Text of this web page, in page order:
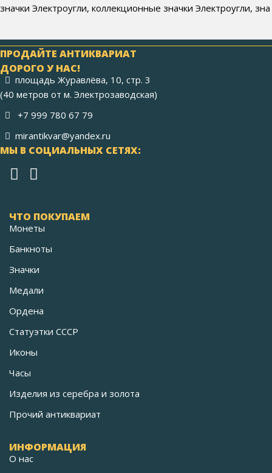
значки Электроугли, коллекционные значки Электроугли, зна
ПРОДАЙТЕ АНТИКВАРИАТ
ДОРОГО У НАС!
площадь Журавлёва, 10, стр. 3
(40 метров от м. Электрозаводская)
+7 999 780 67 79
mirantikvar@yandex.ru
МЫ В СОЦИАЛЬНЫХ СЕТЯХ:
ЧТО ПОКУПАЕМ
Монеты
Банкноты
Значки
Медали
Ордена
Статуэтки СССР
Иконы
Часы
Изделия из серебра и золота
Прочий антиквариат
ИНФОРМАЦИЯ
О нас